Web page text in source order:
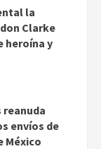
la
Clarke
heroína y
reanuda
envíos de
México